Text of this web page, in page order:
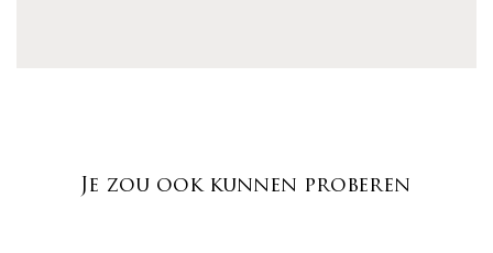
Je zou ook kunnen proberen